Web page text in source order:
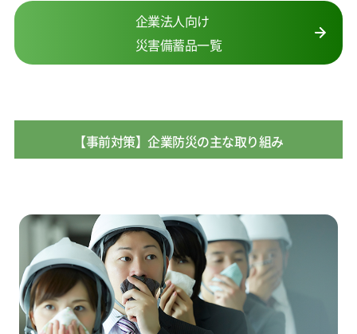
企業法人向け
災害備蓄品一覧
【事前対策】企業防災の主な取り組み